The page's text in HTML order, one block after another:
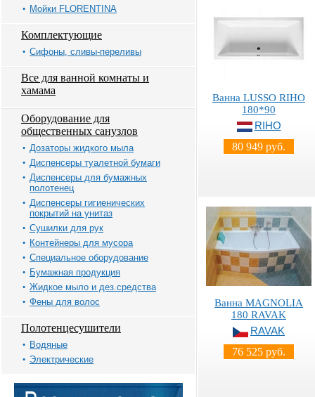
Мойки FLORENTINA
Комплектующие
Сифоны, сливы-переливы
Все для ванной комнаты и
хамама
Оборудование для
общественных санузлов
Дозаторы жидкого мыла
Диспенсеры туалетной бумаги
Диспенсеры для бумажных
полотенец
Диспенсеры гигиенических
покрытий на унитаз
Сушилки для рук
Контейнеры для мусора
Специальное оборудование
Бумажная продукция
Жидкое мыло и дез.средства
Фены для волос
Полотенцесушители
Водяные
Электрические
Ванна LUSSO RIHO
180*90
RIHO
80 949 руб.
Ванна MAGNOLIA
180 RAVAK
RAVAK
76 525 руб.